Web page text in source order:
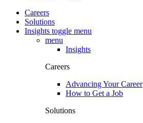
Careers
Solutions
Insights toggle menu
menu
Insights
Careers
Advancing Your Career
How to Get a Job
Solutions